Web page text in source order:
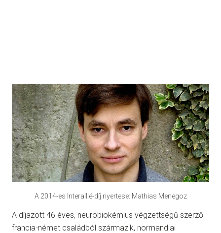
A 2014-es Interallié-díj nyertese: Mathias Menegoz
A díjazott 46 éves, neurobiokémius végzettségű szerző
francia-német családból származik, normandiai